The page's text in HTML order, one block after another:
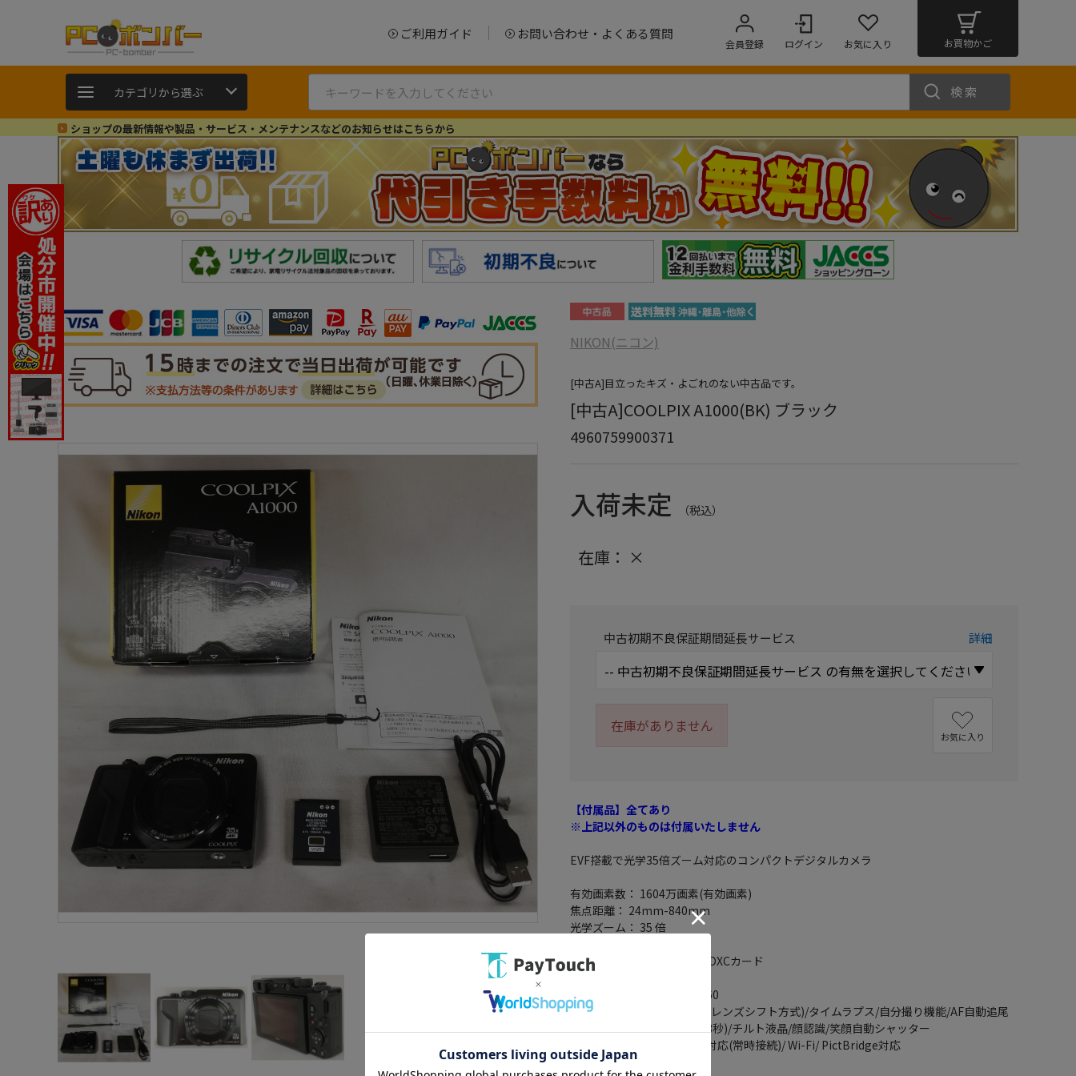
ご利用ガイド お問い合わせ・よくある質問
会員登録 ログイン お気に入り お買物かご
カテゴリから選ぶ 検索
ショップの最新情報や製品・サービス・メンテナンスなどのお知らせはこちらから
NIKON(ニコン)
[中古A]目立ったキズ・よごれのない中古品です。
[中古A]COOLPIX A1000(BK) ブラック
4960759900371
入荷未定 （税込）
在庫： ×
中古初期不良保証期間延長サービス 詳細
在庫がありません
お気に入り
【付属品】全てあり
※上記以外のものは付属いたしません
EVF搭載で光学35倍ズーム対応のコンパクトデジタルカメラ
有効画素数： 1604万画素(有効画素)
焦点距離： 24mm-840mm
光学ズーム： 35 倍
記録メディア： SD/SDHC/SDXCカード
動画記録画素数： 3840x2160
本体機能： 手ブレ補正機構(レンズシフト方式)/タイムラプス/自分撮り機能/AF自動追尾
機能/セルフタイマー(10/5/3秒)/チルト液晶/顔認識/笑顔自動シャッター
ネットワーク： Bluetooth対応(常時接続)/ Wi-Fi/ PictBridge対応